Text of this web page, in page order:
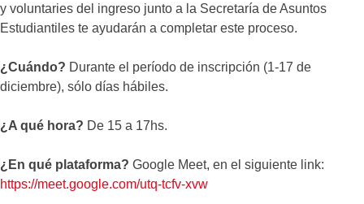
y voluntaries del ingreso junto a la Secretaría de Asuntos
Estudiantiles te ayudarán a completar este proceso.
¿Cuándo? Durante el período de inscripción (1-17 de
diciembre), sólo días hábiles.
¿A qué hora? De 15 a 17hs.
¿En qué plataforma? Google Meet, en el siguiente link:
https://meet.google.com/utq-tcfv-xvw